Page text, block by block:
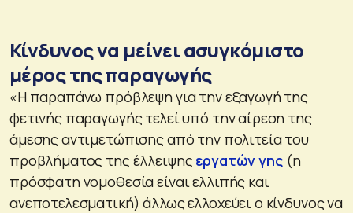
Κίνδυνος να μείνει ασυγκόμιστο
μέρος της παραγωγής
«Η παραπάνω πρόβλεψη για την εξαγωγή της
φετινής παραγωγής τελεί υπό την αίρεση της
άμεσης αντιμετώπισης από την πολιτεία του
προβλήματος της έλλειψηςεργατών γης (η
πρόσφατη νομοθεσία είναι ελλιπής και
ανεποτελεσματική) άλλως ελλοχεύει ο κίνδυνος να